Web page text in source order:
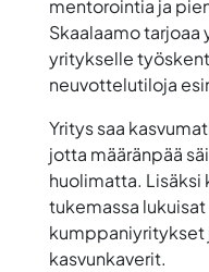
mentorointia ja
Skaalaamo
yritykselle
neuvottelutiloja
Yritys saa
jotta määränpää
huolimatta. Lisäksi
tukemassa
kumppaniyritykset
kasvunkaverit.